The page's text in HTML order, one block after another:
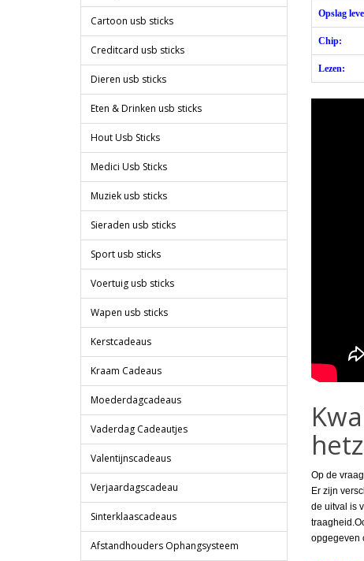
Cartoon usb sticks
Creditcard usb sticks
Dieren usb sticks
Eten & Drinken usb sticks
Hout Usb Sticks
Medici Usb Sticks
Muziek usb sticks
Sieraden usb sticks
Sport usb sticks
Voertuig usb sticks
Wapen usb sticks
Kerstcadeaus
Kraam Cadeaus
Moederdagcadeaus
Vaderdag Cadeautjes
Valentijnscadeaus
Verjaardagscadeau
Sinterklaascadeaus
Afstandhouders Ophangsysteem
Opslag
Chip:
Lezen:
Op de
Er zijn
de uitval is
opgegeven